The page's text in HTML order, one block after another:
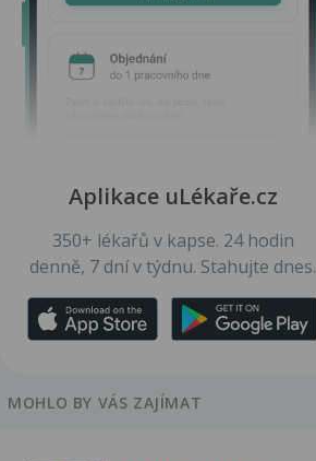
Aplikace uLékaře.cz
350+ lékařů v kapse. 24 hodin
denně, 7 dní v týdnu. Stahujte dnes.
MOHLO BY VÁS ZAJÍMAT